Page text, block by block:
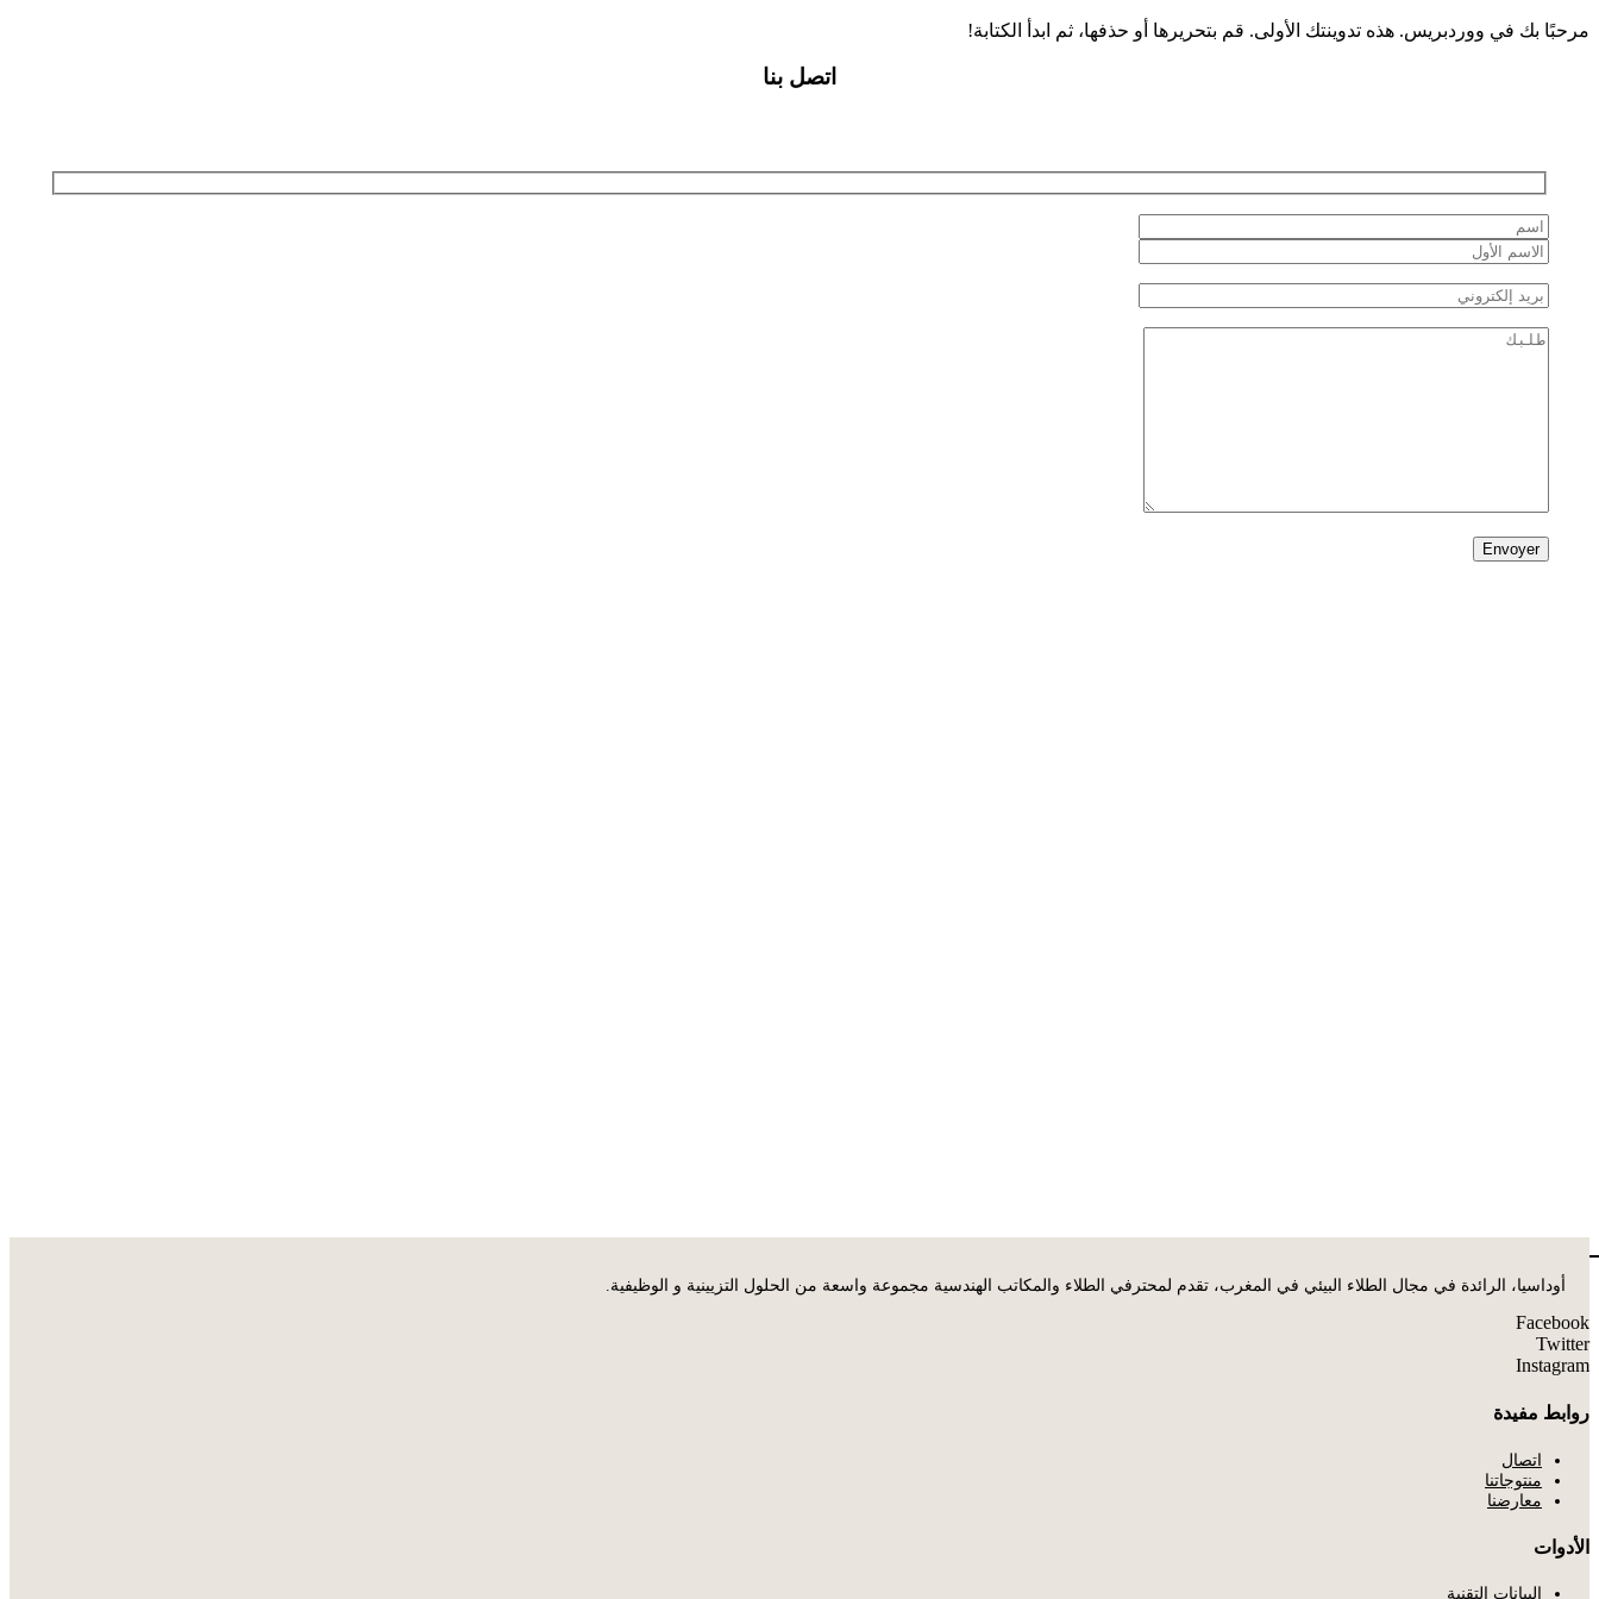
مرحبًا بك في ووردبريس. هذه تدوينتك الأولى. قم بتحريرها أو حذفها، ثم ابدأ الكتابة!
اتصل بنا
أوداسيا، الرائدة في مجال الطلاء البيئي في المغرب، تقدم لمحترفي الطلاء والمكاتب الهندسية مجموعة واسعة من الحلول التزيينية و الوظيفية.
Facebook
Twitter
Instagram
روابط مفيدة
اتصال
منتوجاتنا
معارضنا
الأدوات
البيانات التقنية